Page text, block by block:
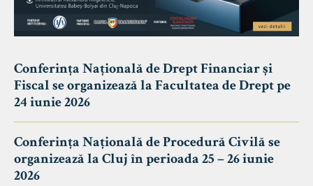
Conferința Națională de Drept Financiar și
Fiscal se organizează la Facultatea de Drept pe
24 iunie 2026
Conferința Națională de Procedură Civilă se
organizează la Cluj în perioada 25 – 26 iunie
2026